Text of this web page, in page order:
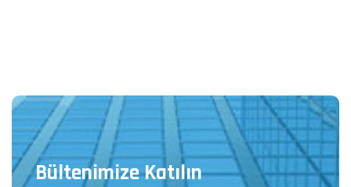
Bültenimize Katılın